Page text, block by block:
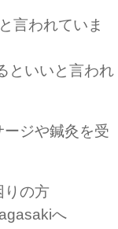
言われていま
といいと言われ
ジや鍼灸を受
りの方
へ